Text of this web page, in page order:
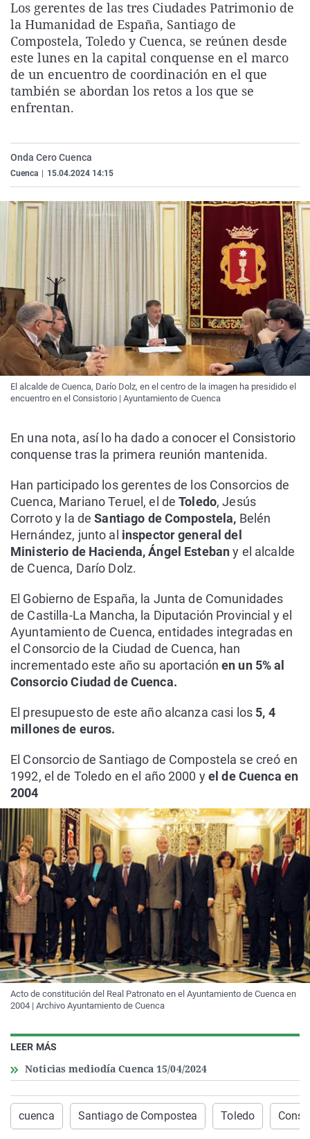
La rosa de los vientos
Gente viajera
Como el perro y el
Caso
Retornados
Equipo de
Operación Viuda
Extremadura
Galicia
La Rioja
Virales
Televisión
Elecciones
Los gerentes de las tres Ciudades Patrimonio de
la Humanidad de España, Santiago de
Compostela, Toledo y Cuenca, se reúnen desde
este lunes en la capital conquense en el marco
de un encuentro de coordinación en el que
también se abordan los retos a los que se
enfrentan.
Onda Cero Cuenca
Cuenca 15.04.2024 14:15
El alcalde de Cuenca, Darío Dolz, en el centro de la imagen ha presidido el
encuentro en el Consistorio | Ayuntamiento de Cuenca
LEER MÁS
Noticias mediodía Cuenca 15/04/2024
En una nota, así lo ha dado a conocer el Consistorio
conquense tras la primera reunión mantenida.
Han participado los gerentes de los Consorcios de
Cuenca, Mariano Teruel, el deToledo, Jesús
Corroto y la deSantiago de Compostela, Belén
Hernández, junto al inspector general del
Ministerio de Hacienda, Ángel Estebany el alcalde
de Cuenca, Darío Dolz.
El Gobierno de España, la Junta de Comunidades
de Castilla-La Mancha, la Diputación Provincial y el
Ayuntamiento de Cuenca, entidades integradas en
el Consorcio de la Ciudad de Cuenca, han
incrementado este año su aportaciónen un 5% al
Consorcio Ciudad de Cuenca.
El presupuesto de este año alcanza casi los 5, 4
millones de euros.
El Consorcio de Santiago de Compostela se creó en
1992, el de Toledo en el año 2000 yel de Cuenca en
2004
Acto de constitución del Real Patronato en el Ayuntamiento de Cuenca en
2004 | Archivo Ayuntamiento de Cuenca
cuenca Santiago de Compostea Toledo